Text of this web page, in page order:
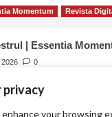
privacy
your browsing
Momentum Revista
| Essentia
0